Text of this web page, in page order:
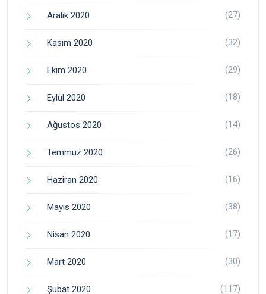
Aralık 2020 (27)
Kasım 2020 (32)
Ekim 2020 (29)
Eylül 2020 (18)
Ağustos 2020 (14)
Temmuz 2020 (26)
Haziran 2020 (16)
Mayıs 2020 (38)
Nisan 2020 (17)
Mart 2020 (30)
Şubat 2020 (117)